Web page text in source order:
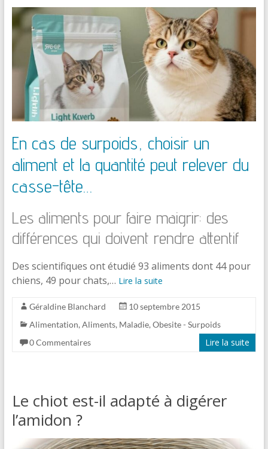
En cas de surpoids, choisir un
aliment et la quantité peut relever du
casse-tête…
Les aliments pour faire maigrir: des
différences qui doivent rendre attentif
Des scientifiques ont étudié 93 aliments dont 44 pour
chiens, 49 pour chats,… Lire la suite
Géraldine Blanchard
10 septembre 2015
Alimentation, Aliments, Maladie, Obesite - Surpoids
0 Commentaires
Lire la suite
Le chiot est-il adapté à digérer
l’amidon ?